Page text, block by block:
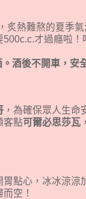
，炙熱難熬的夏季
才過癮啦！
酒後不開車，安
，為確保眾人生命
客點可爾必思莎瓦
胃點心，冰冰涼涼
空！